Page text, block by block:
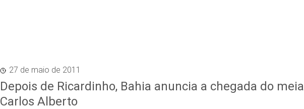
27 de maio de 2011
Depois de Ricardinho, Bahia anuncia a chegada do meia
Carlos Alberto